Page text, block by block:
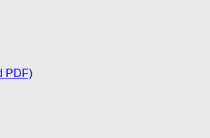
PDF)